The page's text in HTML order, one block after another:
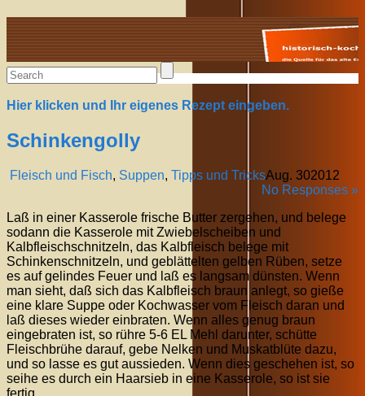
Alte Rezepte online
Hier klicken und Ihr eigenes Rezept eingeben.
Schinkengolly
Fleisch und Fisch, Suppen, Tipps und Tricks
No Responses »
Aug. 302012
Laß in einer Kasserole frische Butter zergehen, und belege
sodann die Kasserole mit Zwiebelscheiben und
Kalbfleischschnitzeln, das Kalbfleisch belege mit
Schinkenschnitzeln, und geblättelten gelben Rüben, setze
es auf gelindes Feuer und laß es langsam dünsten. Wenn
man sieht, daß sich das Kalbfleisch braun anlegt, so gieße
eine klare Suppe oder Kochwasser vom Fleisch daran und
laß dieses wieder einbraten. Wenn alles genug braun
eingebraten ist, so rühre 5-6 EL Mehl darunter, schütte
Fleischbrühe darauf, gebe Nelken und Muskatblüte dazu,
und so lasse es gut aussieden. Wenn dies geschehen ist, so
seihe es durch ein Haarsieb in eine Kasserole, so ist sie